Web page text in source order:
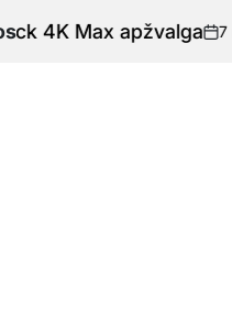
Max apžvalga-
7